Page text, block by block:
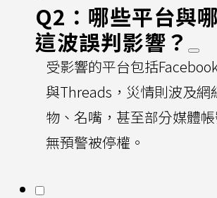
Q2：哪些平台與
這波誤判影響？
受影響的平台包括
與Threads，災情則波及網
物、名嘴，甚至部分媒體
無預警被停權。